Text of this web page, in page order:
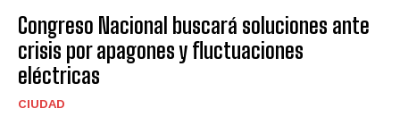
Congreso Nacional buscará soluciones ante
crisis por apagones y fluctuaciones
eléctricas
CIUDAD